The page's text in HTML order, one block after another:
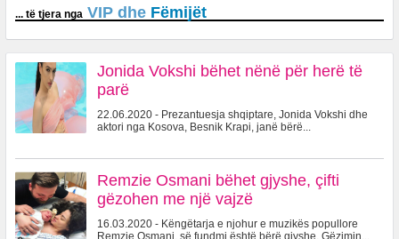
... të tjera nga VIP dhe Fëmijët
Jonida Vokshi bëhet nënë për herë të
parë
22.06.2020 - Prezantuesja shqiptare, Jonida Vokshi dhe
aktori nga Kosova, Besnik Krapi, janë bërë...
Remzie Osmani bëhet gjyshe, çifti
gëzohen me një vajzë
16.03.2020 - Këngëtarja e njohur e muzikës popullore
Remzie Osmani, së fundmi është bërë gjyshe. Gëzimin...